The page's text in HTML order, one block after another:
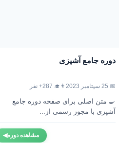
دوره جامع آشپزی
📅 25 سپتامبر 2023 👨‍🎓 287+ نفر
🍳 متن اصلی برای صفحه دوره جامع
آشپزی با مجوز رسمی از...
مشاهده دوره◀